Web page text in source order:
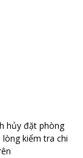
hủy đặt phòng
lòng kiểm tra chi